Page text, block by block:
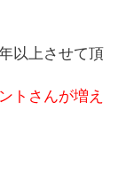
以上させて頂
トさんが増え